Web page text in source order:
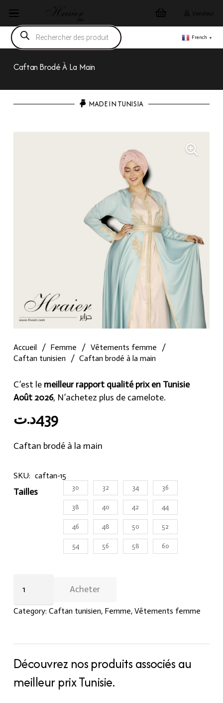
Vendeur
Recherche
de
produits
French ▼
Caftan Brodé À La Main
MADE IN TUNISIA
Accueil / Femme / Vêtements femme
/
Caftan tunisien
/ Caftan brodé à la main
C’est le meilleur rapport qualité prix en Tunisie
Août 2026, N’achetez plus de camelote.
439د.ت
Caftan brodé à la main
SKU: caftan-15
Tailles 30 32 34 36
38 40 42 44
46 48 50 52
54 56 58 60
brodé
à
quantity
Acheter
Category: Caftan tunisien, Femme, Vêtements femme
Découvrez nos produits associés au
meilleur prix Tunisie.